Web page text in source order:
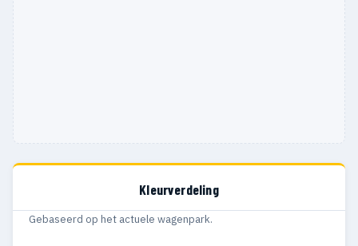
Kleurverdeling
Gebaseerd op het actuele wagenpark.